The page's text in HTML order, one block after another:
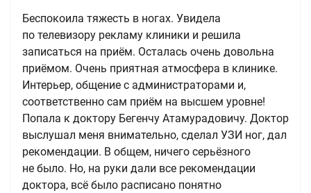
Беспокоила тяжесть в ногах. Увидела
по телевизору рекламу клиники и решила
записаться на приём. Осталась очень довольна
приёмом. Очень приятная атмосфера в клинике.
Интерьер, общение с администраторами и,
соответственно сам приём на высшем уровне!
Попала к доктору Бегенчу Атамурадовичу. Доктор
выслушал меня внимательно, сделал УЗИ ног, дал
рекомендации. В общем, ничего серьёзного
не было. Но, на руки дали все рекомендации
доктора, всё было расписано понятно